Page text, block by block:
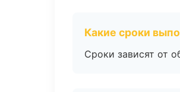
Какие сроки
Сроки зависят от